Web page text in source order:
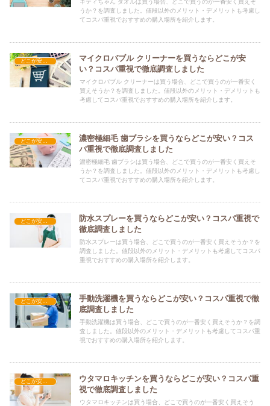
キティちゃん タオルは買う場合、どこで買うのが一番安く買えそ
うか？を調査しました。値段以外のメリット・デメリットも考慮し
てコスパ重視でおすすめの購入場所を紹介します。
どこが安い？-日用品
マイクロバブル クリーナーを買うならどこが安
い？コスパ重視で徹底調査しました
マイクロバブル クリーナーは買う場合、どこで買うのが一番安く
買えそうか？を調査しました。値段以外のメリット・デメリットも
考慮してコスパ重視でおすすめの購入場所を紹介します。
どこが安い？-日用品
濃密極細毛 歯ブラシを買うならどこが安い？コス
パ重視で徹底調査しました
濃密極細毛 歯ブラシは買う場合、どこで買うのが一番安く買えそ
うか？を調査しました。値段以外のメリット・デメリットも考慮し
てコスパ重視でおすすめの購入場所を紹介します。
どこが安い？-日用品
防水スプレーを買うならどこが安い？コスパ重視で
徹底調査しました
防水スプレーは買う場合、どこで買うのが一番安く買えそうか？を
調査しました。値段以外のメリット・デメリットも考慮してコスパ
重視でおすすめの購入場所を紹介します。
どこが安い？-日用品
手動洗濯機を買うならどこが安い？コスパ重視で徹
底調査しました
手動洗濯機は買う場合、どこで買うのが一番安く買えそうか？を調
査しました。値段以外のメリット・デメリットも考慮してコスパ重
視でおすすめの購入場所を紹介します。
どこが安い？-日用品
ウタマロキッチンを買うならどこが安い？コスパ重
視で徹底調査しました
ウタマロキッチンは買う場合、どこで買うのが一番安く買えそう